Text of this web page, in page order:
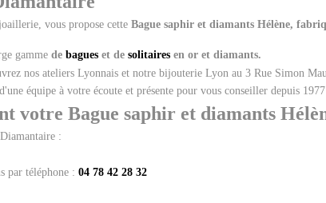
vous propose cette Bague saphir et diamants Hélène,
gamme de bagues et de solitaires en or et diamants.
nos ateliers Lyonnais et notre bijouterie Lyon au 3 Rue Simon
équipe à votre écoute et présente pour vous conseiller depuis
votre Bague saphir et diamants
:
par téléphone : 04 78 42 28 32